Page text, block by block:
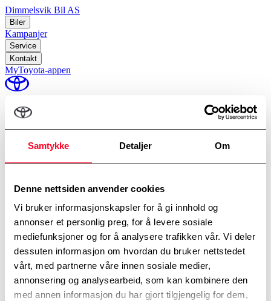
Samtykke Detaljer Om
Denne nettsiden anvender cookies
Vi bruker informasjonskapsler for å gi innhold og
annonser et personlig preg, for å levere sosiale
mediefunksjoner og for å analysere trafikken vår. Vi deler
dessuten informasjon om hvordan du bruker nettstedet
vårt, med partnerne våre innen sosiale medier,
annonsering og analysearbeid, som kan kombinere den
med annen informasjon du har gjort tilgjengelig for dem,
Dimmelsvik Bil AS
Biler
Kampanjer
Service
Kontakt
MyToyota-appen
Bestill service
Oversikt over behandling av personopplysninger
Informasjonskapselpolicy
Copyright © Dimmelsvik Bil AS